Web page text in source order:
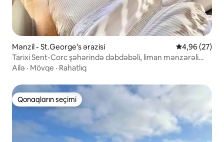
Mənzil - St.George's ərazisi Ortalama
4,96 (27)
Tarixi Sent-Corc şəhərində dəbdəbəli, liman mənzərəli
mənzil
Ailə · Mövqe · Rahatlıq
Qonaqların seçimi
Qonaqların seçimi